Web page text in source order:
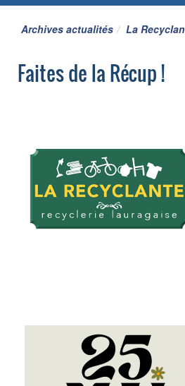
Archives actualités La
Faites de la Récup !